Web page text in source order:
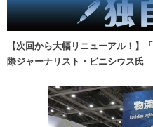
【次回から大幅リニューアル！
際ジャーナリスト・ビニシウス氏